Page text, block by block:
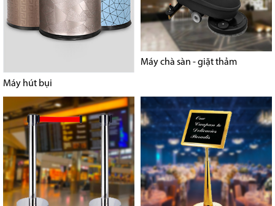
Máy hút bụi
Máy chà sàn - giặt thảm